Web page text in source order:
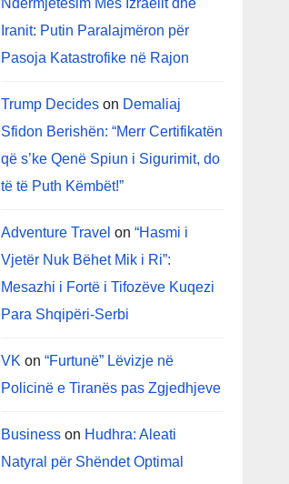
Ndërmjetësim Mes Izraelit dhe
Iranit: Putin Paralajmëron për
Pasoja Katastrofike në Rajon
Trump Decideson Demaliaj
Sfidon Berishën: “Merr Certifikatën
që s’ke Qenë Spiun i Sigurimit, do
të të Puth Këmbët!”
Adventure Travel on “Hasmi i
Vjetër Nuk Bëhet Mik i Ri”:
Mesazhi i Fortë i Tifozëve Kuqezi
Para Shqipëri-Serbi
VK on “Furtunë” Lëvizje në
Policinë e Tiranës pas Zgjedhjeve
Businesson Hudhra: Aleati
Natyral për Shëndet Optimal